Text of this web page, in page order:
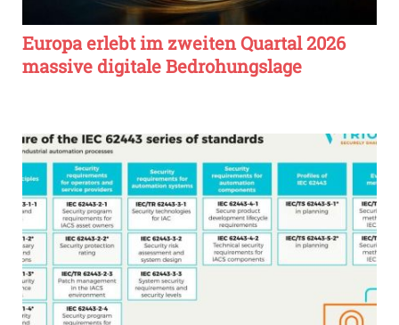
Europa erlebt im zweiten Quartal 2026
massive digitale Bedrohungslage